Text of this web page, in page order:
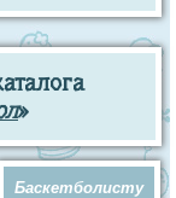
»
Баскетболисту